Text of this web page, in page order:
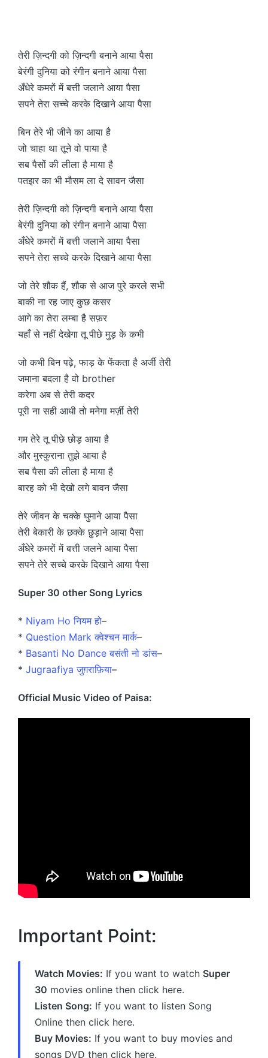
तेरी ज़िन्दगी को ज़िन्दगी बनाने आया पैसा
बेरंगी दुनिया को रंगीन बनाने आया पैसा
अँधेरे कमरों में बत्ती जलाने आया पैसा
सपने तेरा सच्चे करके दिखाने आया पैसा
बिन तेरे भी जीने का आया है
जो चाहा था तूने वो पाया है
सब पैसों की लीला है माया है
पतझर का भी मौसम ला दे सावन जैसा
तेरी ज़िन्दगी को ज़िन्दगी बनाने आया पैसा
बेरंगी दुनिया को रंगीन बनाने आया पैसा
अँधेरे कमरों में बत्ती जलाने आया पैसा
सपने तेरा सच्चे करके दिखाने आया पैसा
जो तेरे शौक हैं, शौक से आज पुरे करले सभी
बाकी ना रह जाए कुछ कसर
आगे का तेरा लम्बा है सफ़र
यहाँ से नहीं देखेगा तू पीछे मुड़ के कभी
जो कभी बिन पढ़े, फाड़ के फेंकता है अर्जी तेरी
जमाना बदला है वो brother
करेगा अब से तेरी कदर
पूरी ना सही आधी तो मनेगा मर्ज़ी तेरी
गम तेरे तू पीछे छोड़ आया है
और मुस्कुराना तुझे आया है
सब पैसा की लीला है माया है
बारह को भी देखो लगे बावन जैसा
तेरे जीवन के चक्के घुमाने आया पैसा
तेरी बेकारी के छक्के छुड़ाने आया पैसा
अँधेरे कमरों में बत्ती जलने आया पैसा
सपने तेरे सच्चे करके दिखाने आया पैसा
Super 30 other Song Lyrics
* Niyam Ho नियम हो–
* Question Mark क्वेश्चन मार्क–
* Basanti No Dance बसंती नो डांस–
* Jugraafiya जुग़राफ़िया–
Official Music Video of Paisa:
Important Point:
Watch Movies: If you want to watch Super
30 movies online then click here.
Listen Song: If you want to listen Song
Online then click here.
Buy Movies: If you want to buy movies and
songs DVD then click here.